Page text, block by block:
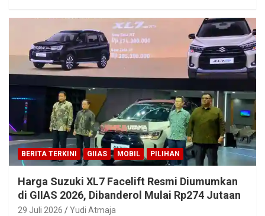
BERITA TERKINI GIIAS MOBIL PILIHAN
Harga Suzuki XL7 Facelift Resmi Diumumkan
di GIIAS 2026, Dibanderol Mulai Rp274 Jutaan
29 Juli 2026 Yudi Atmaja